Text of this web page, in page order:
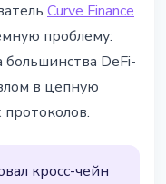
Curve Finance
проблему:
DeFi-
в цепную
кросс-чейн